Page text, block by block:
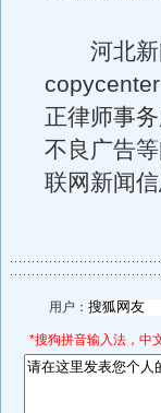
河北新
正律师事
不良广告
联网新闻
用户：
*搜狗拼音输入法，中